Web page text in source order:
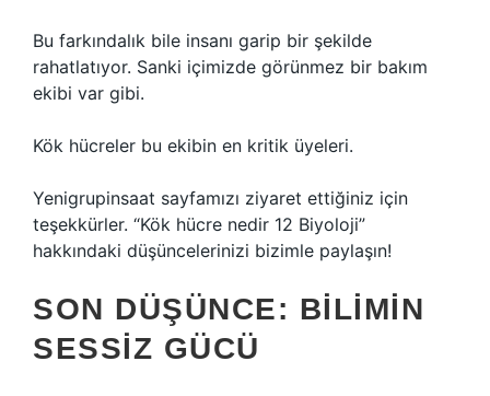
Bu farkındalık bile insanı garip bir şekilde
rahatlatıyor. Sanki içimizde görünmez bir bakım
ekibi var gibi.
Kök hücreler bu ekibin en kritik üyeleri.
Yenigrupinsaat sayfamızı ziyaret ettiğiniz için
teşekkürler. “Kök hücre nedir 12 Biyoloji”
hakkındaki düşüncelerinizi bizimle paylaşın!
SON DÜŞÜNCE: BILIMIN
SESSIZ GÜCÜ